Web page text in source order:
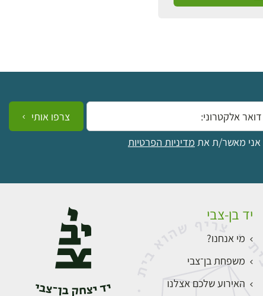
אני מאשר/ת את מדיניות הפרטיות
צרפו אותי
יד בן-צבי
מי אנחנו?
משפחת בן־צבי
האירוע שלכם אצלנו